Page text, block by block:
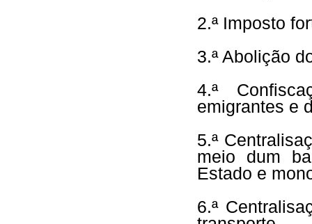
2.ª Imposto
3.ª Abolição
4.ª
emigrantes e
5.ª
meio dum
Estado e
6.ª